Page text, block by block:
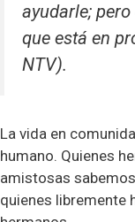
ayudarle;
que está en
NTV).
La vida en
humano. Quienes
amistosas
quienes libremente